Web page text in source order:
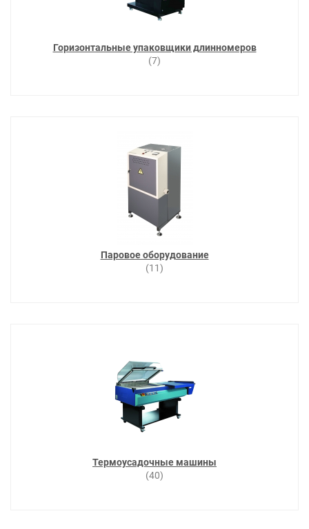
Горизонтальные упаковщики длинномеров
(7)
Паровое оборудование
(11)
Термоусадочные машины
(40)